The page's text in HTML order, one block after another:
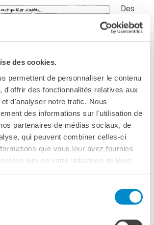
des cookies.
permettent de personnaliser le contenu
d'offrir des fonctionnalités relatives aux
d'analyser notre trafic. Nous
des informations sur l'utilisation de
partenaires de médias sociaux, de
qui peuvent combiner celles-ci
que vous leur avez fournies
lors de votre utilisation de leurs
Des
lycées
de